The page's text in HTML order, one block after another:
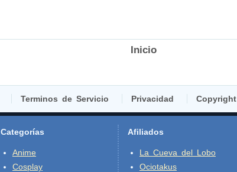
Inicio
Terminos de Servicio Privacidad Copyright
Categorías
Anime
Cosplay
Afiliados
La Cueva del Lobo
Ociotakus